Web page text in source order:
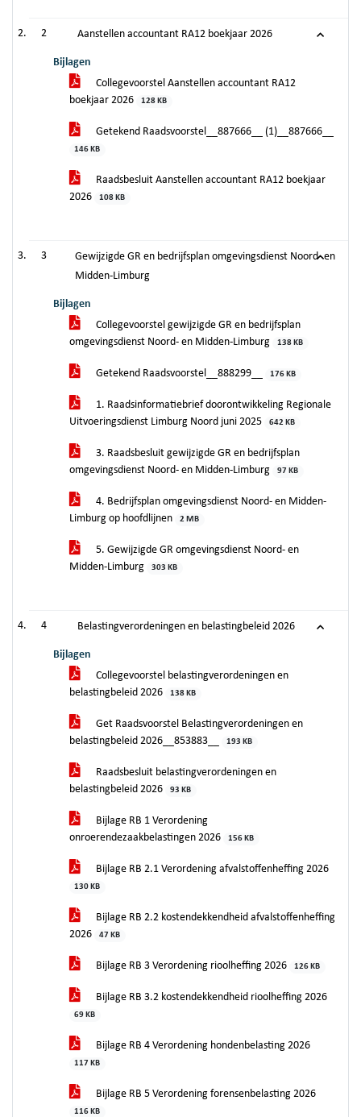
2 Aanstellen accountant RA12 boekjaar 2026
Bijlagen
Collegevoorstel Aanstellen accountant RA12
boekjaar 2026
128 KB
Getekend Raadsvoorstel__887666__ (1)__887666__
146 KB
Raadsbesluit Aanstellen accountant RA12 boekjaar
2026
108 KB
3
Gewijzigde GR en bedrijfsplan omgevingsdienst Noord- en
Midden-Limburg
Bijlagen
Collegevoorstel gewijzigde GR en bedrijfsplan
omgevingsdienst Noord- en Midden-Limburg
138 KB
Getekend Raadsvoorstel__888299__ 176 KB
1. Raadsinformatiebrief doorontwikkeling Regionale
Uitvoeringsdienst Limburg Noord juni 2025
642 KB
3. Raadsbesluit gewijzigde GR en bedrijfsplan
omgevingsdienst Noord- en Midden-Limburg
97 KB
4. Bedrijfsplan omgevingsdienst Noord- en Midden-
Limburg op hoofdlijnen
2 MB
5. Gewijzigde GR omgevingsdienst Noord- en
Midden-Limburg
303 KB
4 Belastingverordeningen en belastingbeleid 2026
Bijlagen
Collegevoorstel belastingverordeningen en
belastingbeleid 2026
138 KB
Get Raadsvoorstel Belastingverordeningen en
belastingbeleid 2026__853883__
193 KB
Raadsbesluit belastingverordeningen en
belastingbeleid 2026
93 KB
Bijlage RB 1 Verordening
onroerendezaakbelastingen 2026
156 KB
Bijlage RB 2.1 Verordening afvalstoffenheffing 2026
130 KB
Bijlage RB 2.2 kostendekkendheid afvalstoffenheffing
2026
47 KB
Bijlage RB 3 Verordening rioolheffing 2026 126 KB
Bijlage RB 3.2 kostendekkendheid rioolheffing 2026
69 KB
Bijlage RB 4 Verordening hondenbelasting 2026
117 KB
Bijlage RB 5 Verordening forensenbelasting 2026
116 KB